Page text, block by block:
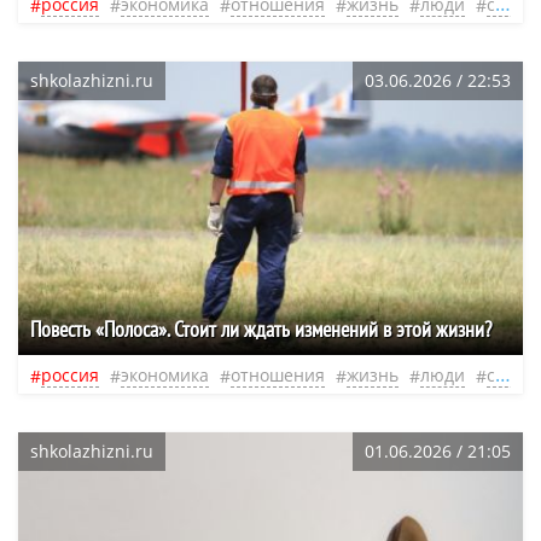
россия экономика отношения жизнь люди современная литература
shkolazhizni.ru 03.06.2026 / 22:53
Повесть «Полоса». Стоит ли ждать изменений в этой жизни?
россия экономика отношения жизнь люди современная литература
shkolazhizni.ru 01.06.2026 / 21:05